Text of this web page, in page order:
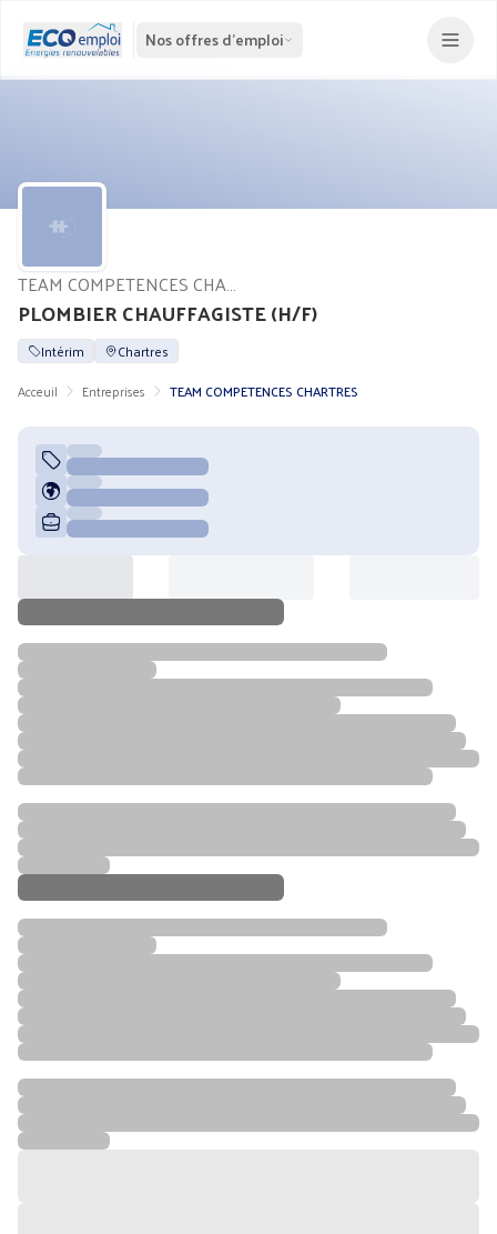
Nos offres d'emploi
PLOMBIER CHAUFFAGISTE (H/F)
TEAM COMPETENCES CHARTRES
Intérim
Chartres
Acceuil
Entreprises TEAM COMPETENCES CHARTRES